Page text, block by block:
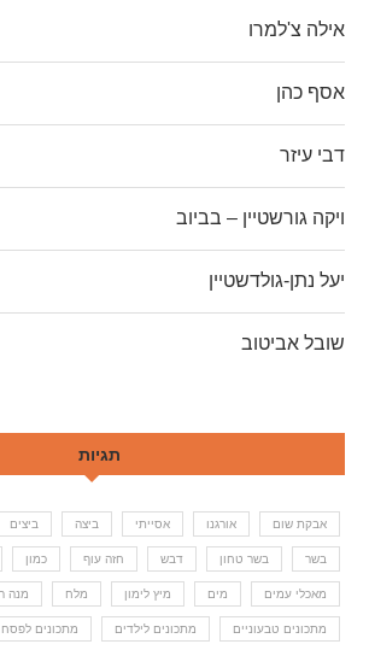
אילה צ'למרו
אסף כהן
דבי עיזר
ויקה גורשטיין – בביוב
יעל נתן-גולדשטיין
שובל אביטוב
תגיות
אבקת שום אורגנו אסייתי ביצה ביצים
בשר בשר טחון דבש חזה עוף כמון
מאכלי עמים מים מיץ לימון מלח מנה
מתכונים טבעוניים מתכונים לילדים מתכונים לפסח